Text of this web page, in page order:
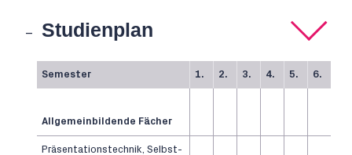
Studienplan
Semester 1. 2. 3. 4. 5. 6.
Allgemeinbildende Fächer
Präsentationstechnik, Selbst-